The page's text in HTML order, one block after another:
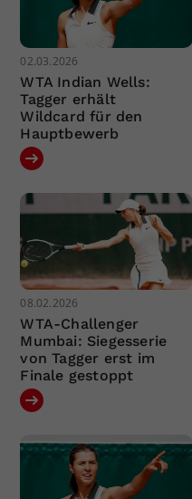
02.03.2026
WTA Indian Wells:
Tagger erhält
Wildcard für den
Hauptbewerb
08.02.2026
WTA-Challenger
Mumbai: Siegesserie
von Tagger erst im
Finale gestoppt